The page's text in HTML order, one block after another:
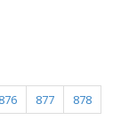
877
878